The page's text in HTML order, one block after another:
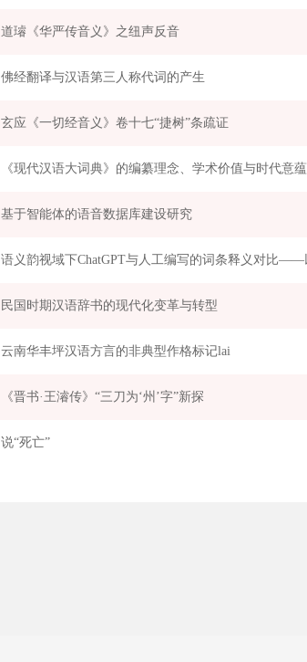
道璿《华严传音义》之纽声反音
佛经翻译与汉语第三人称代词的产生
玄应《一切经音义》卷十七“捷树”条疏证
《现代汉语大词典》的编纂理念、学术价值与时代意蕴
基于智能体的语音数据库建设研究
民国时期汉语辞书的现代化变革与转型
云南华丰坪汉语方言的非典型作格标记lai
《晋书·王濬传》“三刀为‘州’字”新探
说“死亡”